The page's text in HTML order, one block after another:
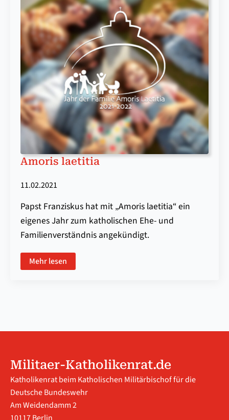
Amoris laetitia
11.02.2021
Papst Franziskus hat mit „Amoris laetitia“ ein
eigenes Jahr zum katholischen Ehe- und
Familienverständnis angekündigt.
Mehr lesen
Militaer-Katholikenrat.de
Katholikenrat beim Katholischen Militärbischof für die
Deutsche Bundeswehr
Am Weidendamm 2